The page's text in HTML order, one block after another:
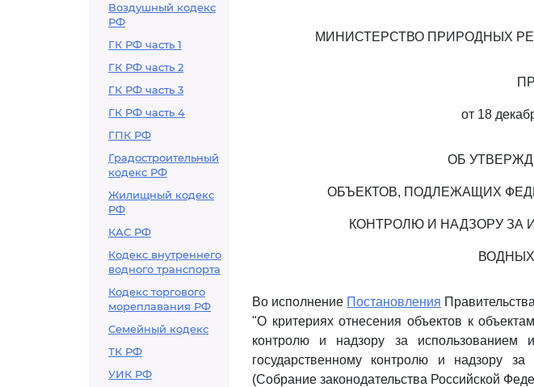
Воздушный кодекс
РФ
ГК РФ часть 1
ГК РФ часть 2
ГК РФ часть 3
ГК РФ часть 4
ГПК РФ
Градостроительный
кодекс РФ
Жилищный кодекс
РФ
КАС РФ
Кодекс внутреннего
водного транспорта
Кодекс торгового
мореплавания РФ
Семейный кодекс
ТК РФ
УИК РФ
МИНИСТЕРСТВО ПРИРОДНЫХ
от 18
ОБ
ОБЪЕКТОВ, ПОДЛЕЖАЩИХ
КОНТРОЛЮ И НАДЗОРУ ЗА
Во исполнение Постановления
"О критериях отнесения объектов к
контролю и надзору за использованием
государственному контролю и надзору
(Собрание законодательства Российской